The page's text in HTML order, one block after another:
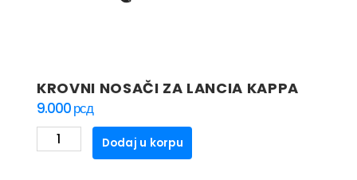
KROVNI NOSAČI ZA LANCIA KAPPA
9.000рсд
KROVNI
NOSAČI
Dodaj u korpu